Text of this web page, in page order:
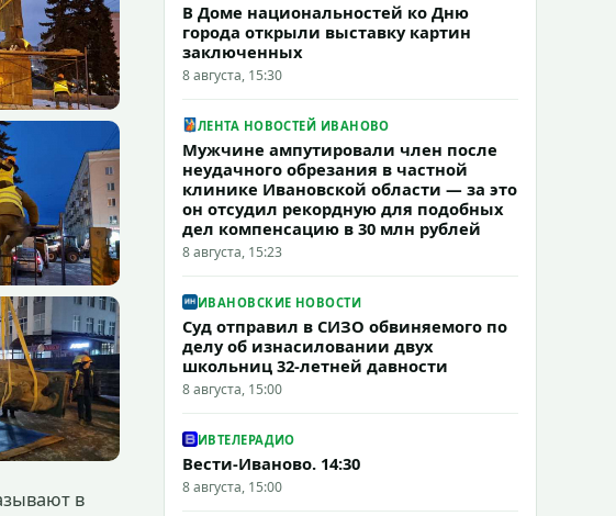
в
В Доме национальностей ко Дню
города открыли выставку картин
заключенных
8 августа, 15:30
ЛЕНТА НОВОСТЕЙ ИВАНОВО
Мужчине ампутировали член после
неудачного обрезания в частной
клинике Ивановской области — за это
он отсудил рекордную для подобных
дел компенсацию в 30 млн рублей
8 августа, 15:23
ИВАНОВСКИЕ НОВОСТИ
Суд отправил в СИЗО обвиняемого по
делу об изнасиловании двух
школьниц 32-летней давности
8 августа, 15:00
ИВТЕЛЕРАДИО
Вести-Иваново. 14:30
8 августа, 15:00